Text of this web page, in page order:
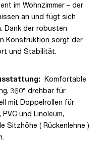
im Wohnzimmer – der
an und fügt sich
Dank der robusten
Konstruktion sorgt der
und Stabilität.
Komfortable
360° drehbar für
mit Doppelrollen für
und Linoleum,
Sitzhöhe ( Rückenlehne )